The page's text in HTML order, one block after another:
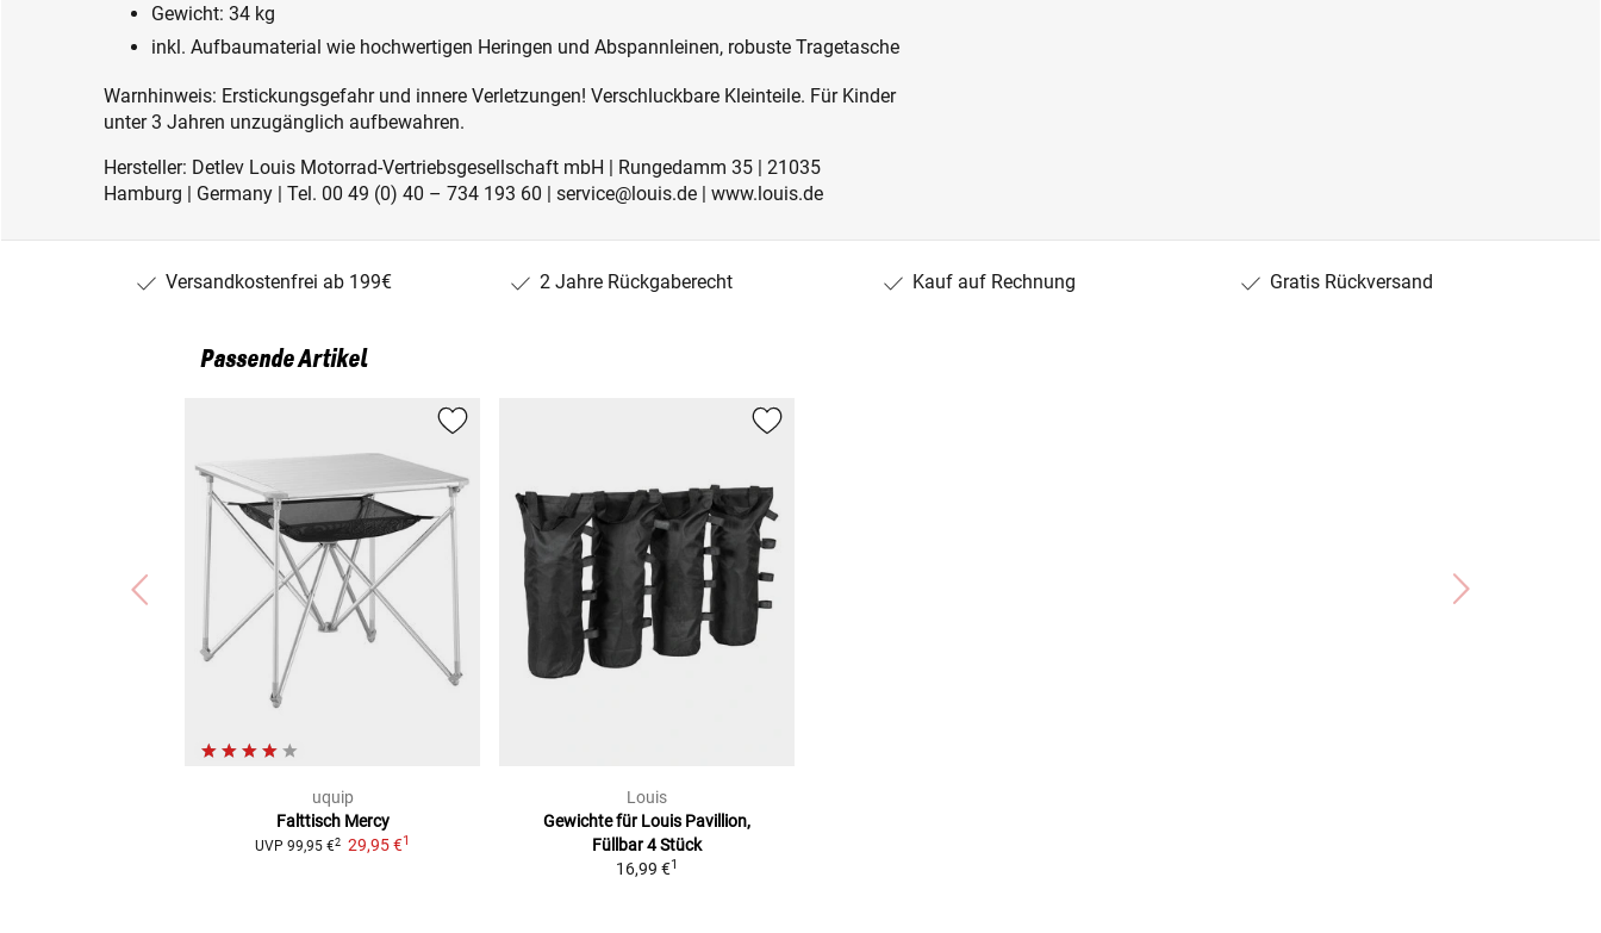
Gewicht: 34 kg
inkl. Aufbaumaterial wie hochwertigen Heringen und Abspannleinen, robuste Tragetasche
Warnhinweis: Erstickungsgefahr und innere Verletzungen! Verschluckbare Kleinteile. Für Kinder
unter 3 Jahren unzugänglich aufbewahren.
Hersteller: Detlev Louis Motorrad-Vertriebsgesellschaft mbH | Rungedamm 35 | 21035
Hamburg | Germany | Tel. 00 49 (0) 40 – 734 193 60 | service@louis.de | www.louis.de
Versandkostenfrei ab 199€ 2 Jahre Rückgaberecht Kauf auf Rechnung Gratis Rückversand
Passende Artikel
uquip
Falttisch Mercy
UVP 99,95 €2 29,95 €1
Louis
Gewichte für Louis Pavillion,
Füllbar4 Stück
16,99 €1